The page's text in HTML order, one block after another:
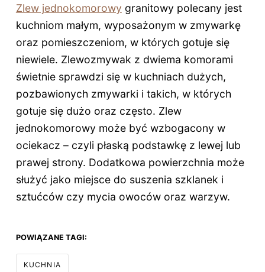
Zlew jednokomorowy granitowy polecany jest
kuchniom małym, wyposażonym w zmywarkę
oraz pomieszczeniom, w których gotuje się
niewiele. Zlewozmywak z dwiema komorami
świetnie sprawdzi się w kuchniach dużych,
pozbawionych zmywarki i takich, w których
gotuje się dużo oraz często. Zlew
jednokomorowy może być wzbogacony w
ociekacz – czyli płaską podstawkę z lewej lub
prawej strony. Dodatkowa powierzchnia może
służyć jako miejsce do suszenia szklanek i
sztućców czy mycia owoców oraz warzyw.
POWIĄZANE TAGI:
KUCHNIA